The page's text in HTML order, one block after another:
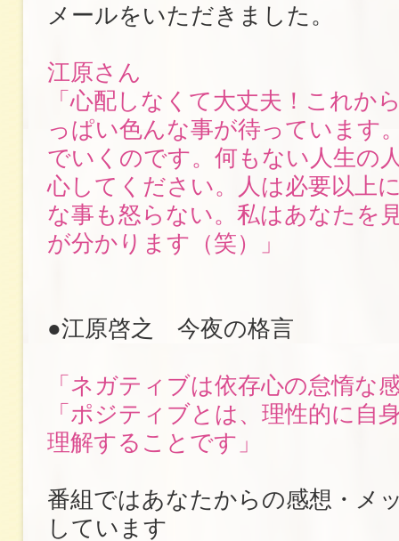
メールをいただきました。
江原さん
「心配しなくて大丈夫！これか
っぱい色んな事が待っています
でいくのです。何もない人生の
心してください。人は必要以上
な事も怒らない。私はあなたを
が分かります（笑）」
●江原啓之 今夜の格言
「ネガティブは依存心の怠惰な
「ポジティブとは、理性的に自
理解することです」
番組ではあなたからの感想・メ
しています